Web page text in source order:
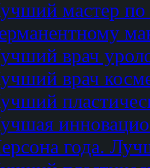
мастер по
врач
врач
года.